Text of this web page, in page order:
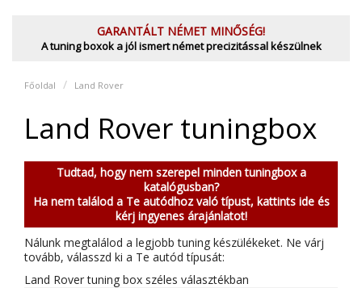
GARANTÁLT NÉMET MINŐSÉG!
A tuning boxok a jól ismert német precizitással készülnek
Főoldal Land Rover
Land Rover tuningbox
Tudtad, hogy nem szerepel minden tuningbox a
katalógusban?
Ha nem találod a Te autódhoz való típust, kattints ide és
kérj ingyenes árajánlatot!
Nálunk megtalálod a legjobb tuning készülékeket. Ne várj
tovább, válasszd ki a Te autód típusát:
Land Rover tuning box széles választékban